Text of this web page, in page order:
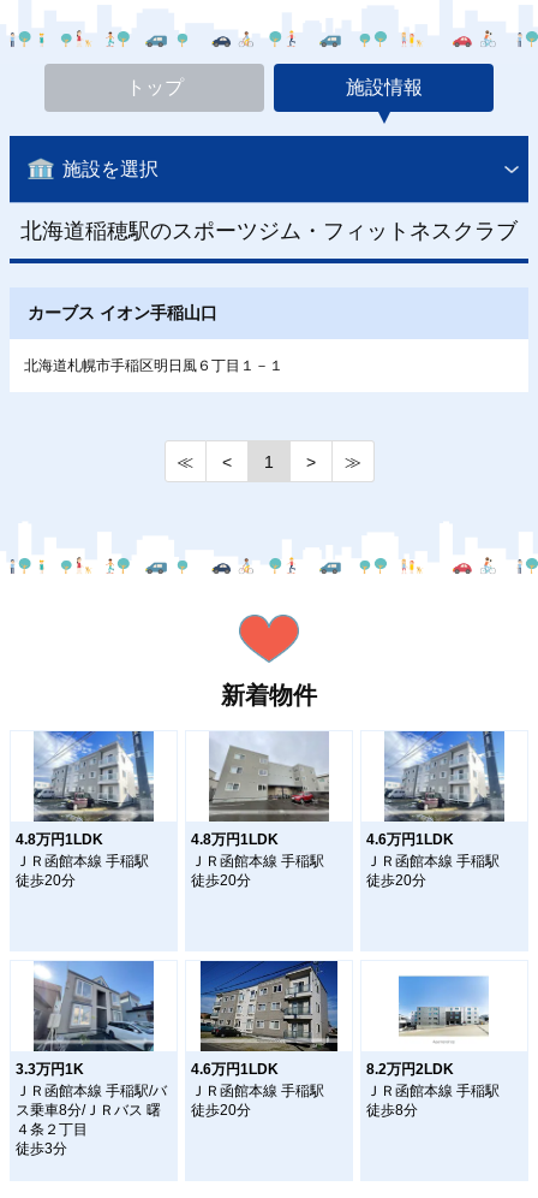
トップ 施設情報
施設を選択
北海道稲穂駅のスポーツジム・フィットネスクラブ
カーブス イオン手稲山口
北海道札幌市手稲区明日風６丁目１－１
≪ < 1 > ≫
新着物件
4.8万円1LDK
ＪＲ函館本線 手稲駅
徒歩20分
4.8万円1LDK
ＪＲ函館本線 手稲駅
徒歩20分
4.6万円1LDK
ＪＲ函館本線 手稲駅
徒歩20分
3.3万円1K
ＪＲ函館本線 手稲駅/バ
ス乗車8分/ＪＲバス 曙
４条２丁目
徒歩3分
4.6万円1LDK
ＪＲ函館本線 手稲駅
徒歩20分
8.2万円2LDK
ＪＲ函館本線 手稲駅
徒歩8分